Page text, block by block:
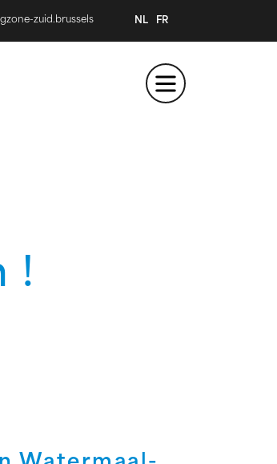
zuid.brussels NL FR
!